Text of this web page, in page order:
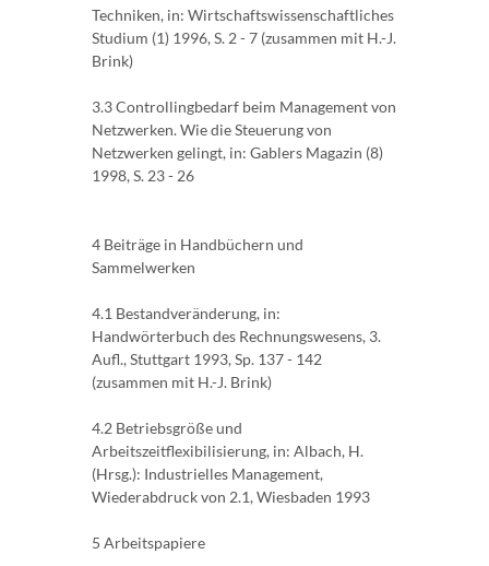
Techniken, in: Wirtschaftswissenschaftliches
Studium (1) 1996, S. 2 - 7 (zusammen mit H.-J.
Brink)
3.3 Controllingbedarf beim Management von
Netzwerken. Wie die Steuerung von
Netzwerken gelingt, in: Gablers Magazin (8)
1998, S. 23 - 26
4 Beiträge in Handbüchern und
Sammelwerken
4.1 Bestandveränderung, in:
Handwörterbuch des Rechnungswesens, 3.
Aufl., Stuttgart 1993, Sp. 137 - 142
(zusammen mit H.-J. Brink)
4.2 Betriebsgröße und
Arbeitszeitflexibilisierung, in: Albach, H.
(Hrsg.): Industrielles Ma­nagement,
Wiederabdruck von 2.1, Wiesbaden 1993
5 Arbeitspapiere